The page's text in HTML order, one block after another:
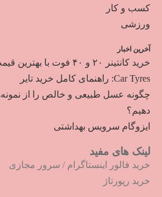
کسب و کار
ورزشی
آخرین اخبار
خرید کانتینر ۲۰ و ۴۰ فوت با بهترین قیمت
Car Tyres: راهنمای کامل خرید تایر
چگونه عسل طبیعی و خالص را از
دهیم؟
ایزوگام سرویس بهداشتی
لینک های مفید
خرید فالور اینستاگرام / سرور مجازی
خرید رپورتاژ